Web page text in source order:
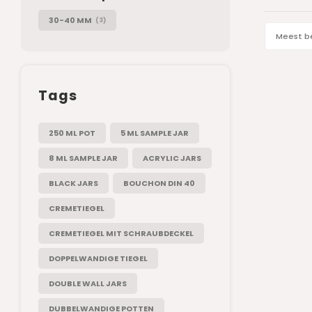
30-40 MM (3)
Tags
250 ML POT 5 ML SAMPLE JAR
8 ML SAMPLE JAR ACRYLIC JARS
BLACK JARS BOUCHON DIN 40
CREMETIEGEL
CREMETIEGEL MIT SCHRAUBDECKEL
DOPPELWANDIGE TIEGEL
DOUBLE WALL JARS
DUBBELWANDIGE POTTEN
Meest